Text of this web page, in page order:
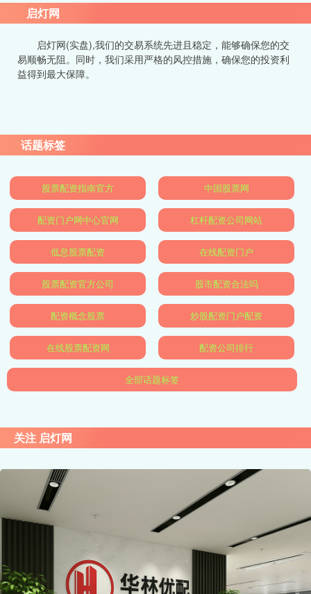
启灯网
启灯网(实盘),我们的交易系统先进且稳定，能够确保您的交
易顺畅无阻。同时，我们采用严格的风控措施，确保您的投资利
益得到最大保障。
话题标签
股票配资指南官方 中国股票网
配资门户网中心官网 杠杆配资公司网站
低息股票配资 在线配资门户
股票配资官方公司 股市配资合法吗
配资概念股票 炒股配资门户配资
在线股票配资网 配资公司排行
全部话题标签
关注 启灯网